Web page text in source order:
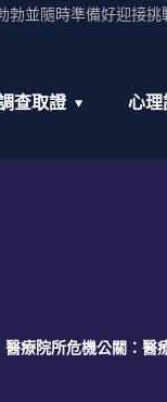
勃並隨時準備好迎接挑
查取證 心
醫療院所危機公關：醫